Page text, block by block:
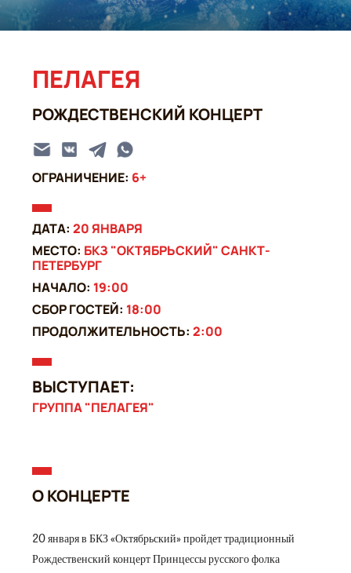
ПЕЛАГЕЯ
РОЖДЕСТВЕНСКИЙ КОНЦЕРТ
ОГРАНИЧЕНИЕ: 6+
ДАТА: 20 ЯНВАРЯ
МЕСТО: БКЗ "ОКТЯБРЬСКИЙ" САНКТ-
ПЕТЕРБУРГ
НАЧАЛО: 19:00
СБОР ГОСТЕЙ: 18:00
ПРОДОЛЖИТЕЛЬНОСТЬ: 2:00
ВЫСТУПАЕТ:
ГРУППА "ПЕЛАГЕЯ"
О КОНЦЕРТЕ
20 января в БКЗ «Октябрьский» пройдет традиционный
Рождественский концерт Принцессы русского фолка